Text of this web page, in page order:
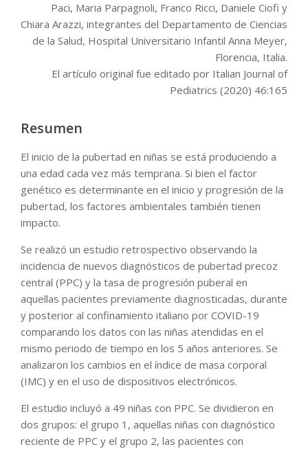
Paci, Maria Parpagnoli, Franco Ricci, Daniele Ciofi y
Chiara Arazzi, integrantes del Departamento de Ciencias
de la Salud, Hospital Universitario Infantil Anna Meyer,
Florencia, Italia.
El artículo original fue editado por Italian Journal of
Pediatrics (2020) 46:165
Resumen
El inicio de la pubertad en niñas se está produciendo a
una edad cada vez más temprana. Si bien el factor
genético es determinante en el inicio y progresión de la
pubertad, los factores ambientales también tienen
impacto.
Se realizó un estudio retrospectivo observando la
incidencia de nuevos diagnósticos de pubertad precoz
central (PPC) y la tasa de progresión puberal en
aquellas pacientes previamente diagnosticadas, durante
y posterior al confinamiento italiano por COVID-19
comparando los datos con las niñas atendidas en el
mismo periodo de tiempo en los 5 años anteriores. Se
analizaron los cambios en el índice de masa corporal
(IMC) y en el uso de dispositivos electrónicos.
El estudio incluyó a 49 niñas con PPC. Se dividieron en
dos grupos: el grupo 1, aquellas niñas con diagnóstico
reciente de PPC y el grupo 2, las pacientes con